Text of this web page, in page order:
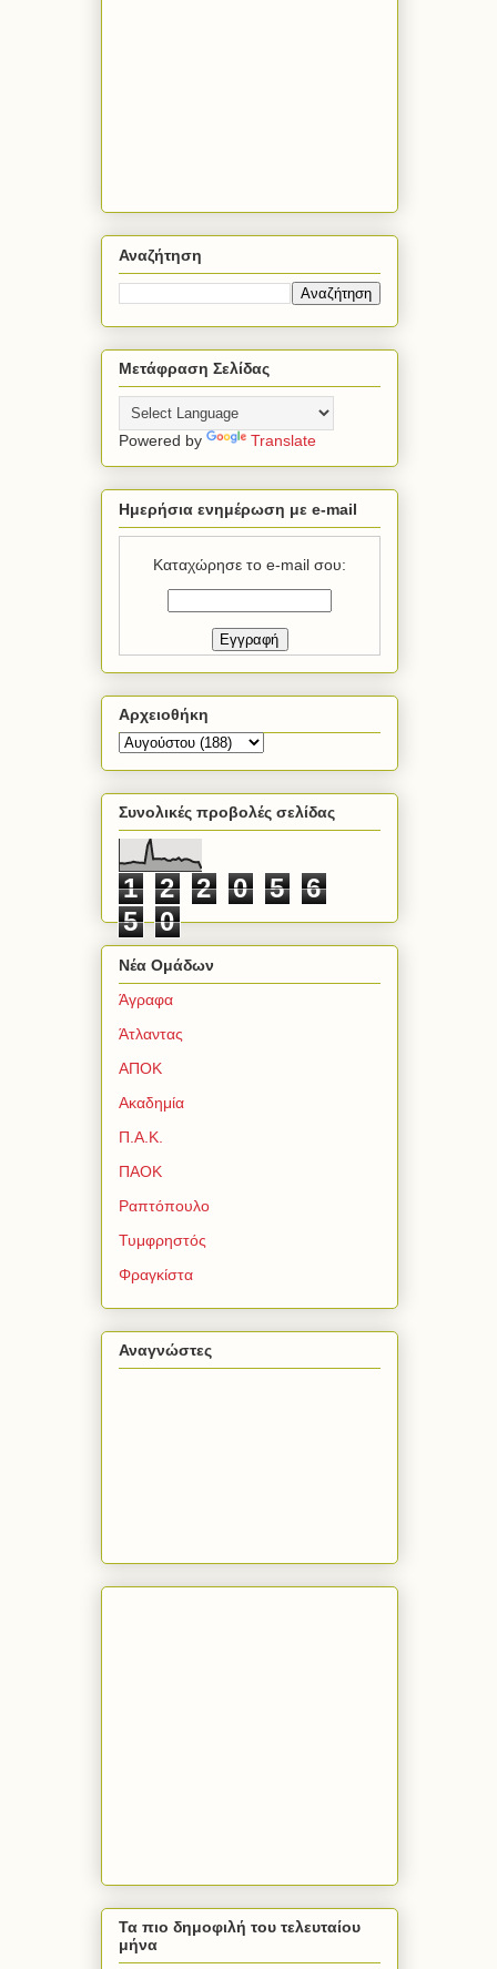
Αναζήτηση
Μετάφραση Σελίδας
Powered by Translate
Ημερήσια ενημέρωση με e-mail
Καταχώρησε το e-mail σου:
Αρχειοθήκη
Συνολικές προβολές σελίδας
1 2 2 0 5
6
5
0
Νέα Ομάδων
Άγραφα
Άτλαντας
ΑΠΟΚ
Ακαδημία
Π.Α.Κ.
ΠΑΟΚ
Ραπτόπουλο
Τυμφρηστός
Φραγκίστα
Αναγνώστες
Τα πιο δημοφιλή του τελευταίου
μήνα